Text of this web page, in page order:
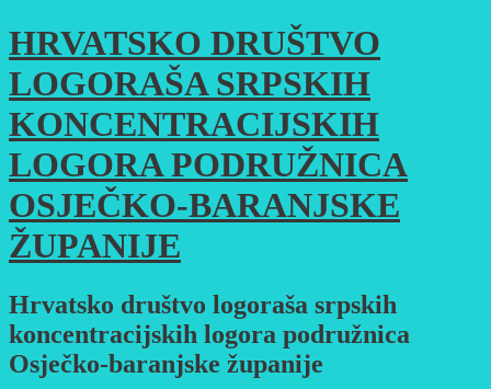
Skoči
do
sadržaja
HRVATSKO DRUŠTVO
LOGORAŠA SRPSKIH
KONCENTRACIJSKIH
LOGORA PODRUŽNICA
OSJEČKO-BARANJSKE
ŽUPANIJE
Hrvatsko društvo logoraša srpskih
koncentracijskih logora podružnica
Osječko-baranjske županije